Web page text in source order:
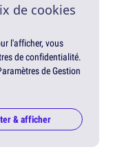
de cookies
l'afficher, vous
de confidentialité.
de Gestion
& afficher